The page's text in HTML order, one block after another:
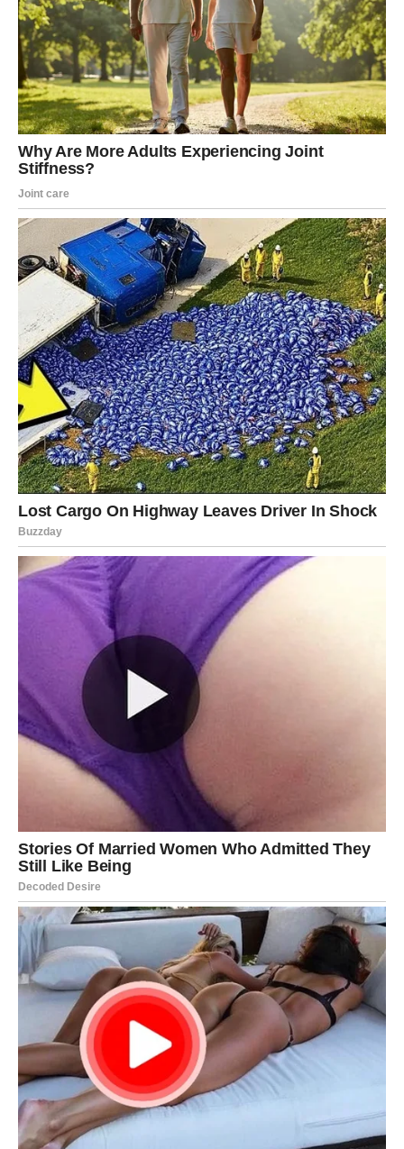
reagovala uprkos svojoj odgovornosti da održi mir i
bezbednost na severu Kosova. Ostaje nejasno da li je njihova
intervencija mogla da spreči bilo kakve katastrofe, ali je
nedostatak akcije KFOR-a zabrinjavajući. Razlog za njihovo
nedjelovanje će vjerovatno ostati neizvjestan još neko vrijeme.